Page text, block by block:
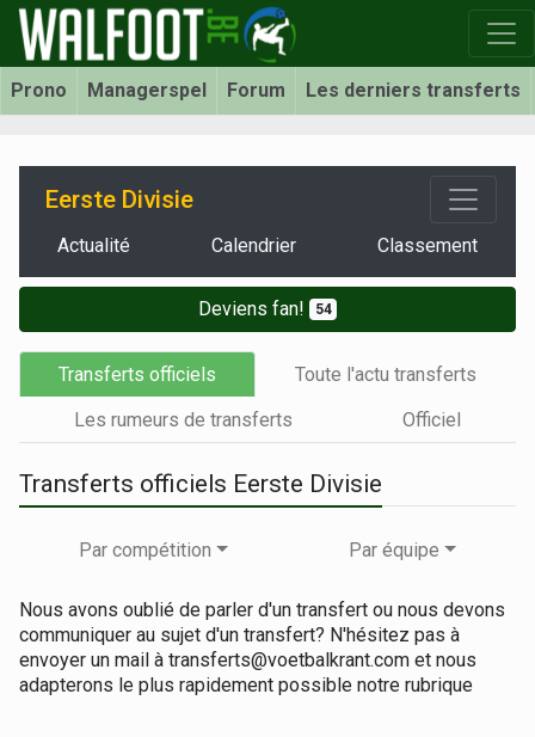
Prono Managerspel Forum Les derniers transferts
Eerste Divisie
Actualité Calendrier Classement
Deviens fan! 54
Transferts officiels
Toute l'actu transferts
Les rumeurs de transferts
Officiel
Transferts officiels Eerste Divisie
Par compétition Par équipe
Nous avons oublié de parler d'un transfert ou nous devons
communiquer au sujet d'un transfert? N'hésitez pas à
envoyer un mail à transferts@voetbalkrant.com et nous
adapterons le plus rapidement possible notre rubrique